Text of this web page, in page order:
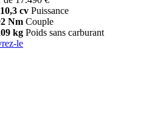
cv Puissance
Nm Couple
kg Poids sans carburant
le